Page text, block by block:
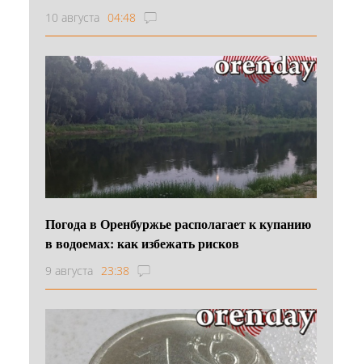
10 августа 04:48
Погода в Оренбуржье располагает к купанию
в водоемах: как избежать рисков
9 августа 23:38